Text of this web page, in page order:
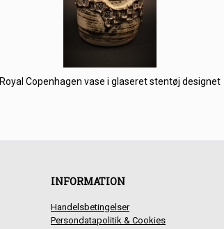
Royal Copenhagen vase i glaseret stentøj designet
INFORMATION
Handelsbetingelser
Persondatapolitik & Cookies